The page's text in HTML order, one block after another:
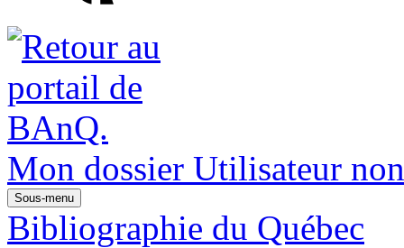
Mon dossier Utilisateur
Sous-menu
Bibliographie du Québec